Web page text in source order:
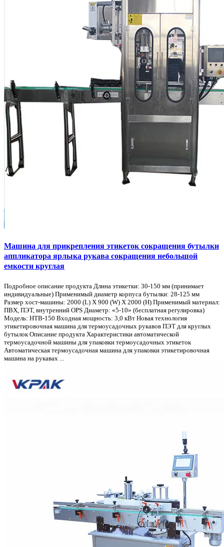
Машина для прикрепления этикеток сокращения бутылки
аппликатора ярлыка рукава сокращения небольшой
емкости круглая
Подробное описание продукта Длина этикетки: 30-150 мм (принимает
индивидуальные) Применимый диаметр корпуса бутылки: 28-125 мм
Размер хост-машины: 2000 (L) X 900 (W) X 2000 (H) Применимый материал:
ПВХ, ПЭТ, внутренний OPS Диаметр: «5-10» (бесплатная регулировка)
Модель: HTB-150 Входная мощность: 3,0 кВт Новая технология
этикетировочная машина для термоусадочных рукавов ПЭТ для круглых
бутылок Описание продукта Характеристики автоматической
термоусадочной машины для упаковки термоусадочных этикеток
Автоматическая термоусадочная машина для упаковки этикетировочная
машина на рукавах ...